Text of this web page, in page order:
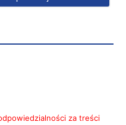
za treści